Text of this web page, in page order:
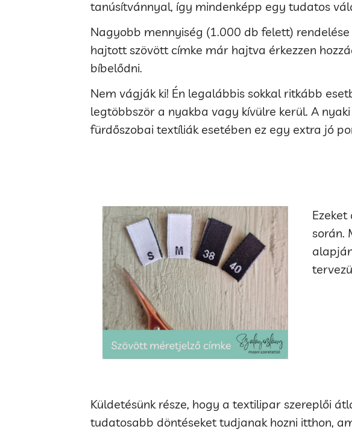
tanúsítvánnyal, így mindenképp egy tudatos
Nagyobb mennyiség (1.000 db felett)
hajtott szövött címke már hajtva érkezzen
bíbelődni.
Nem vágják ki! Én legalábbis sokkal ritkább
legtöbbször a nyakba vagy kívülre kerül. A
fürdőszobai textíliák esetében ez egy extra jó
során.
Küldetésünk része, hogy a textilipar szereplői
tudatosabb döntéseket tudjanak hozni itthon,